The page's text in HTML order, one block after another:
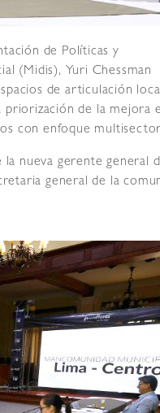
de Políticas y
(Midis), Yuri Chessman
de articulación
priorización de la mejora
con enfoque
nueva gerente general
general de la